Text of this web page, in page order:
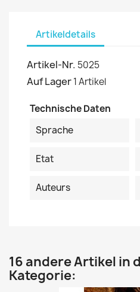
Artikeldetails
Artikel-Nr. 5025
Auf Lager1 Artikel
Technische Daten
Sprache
Etat
Auteurs
16 andere Artikel in
Kategorie: